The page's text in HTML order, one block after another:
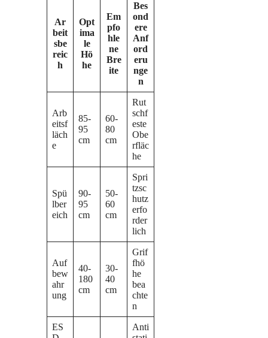
Ar
beit
sbe
reic
h
Opt
ima
le
Hö
he
Em
pfo
hle
ne
Bre
ite
Bes
ond
ere
Anf
ord
eru
nge
n
Arb
eitsf
läch
e
85-
95
cm
60-
80
cm
Rut
schf
este
Obe
rfläc
he
Spü
lber
eich
90-
95
cm
50-
60
cm
Spri
tzsc
hutz
erfo
rder
lich
Auf
bew
ahr
ung
40-
180
cm
30-
40
cm
Grif
fhö
he
bea
chte
n
ES
Anti